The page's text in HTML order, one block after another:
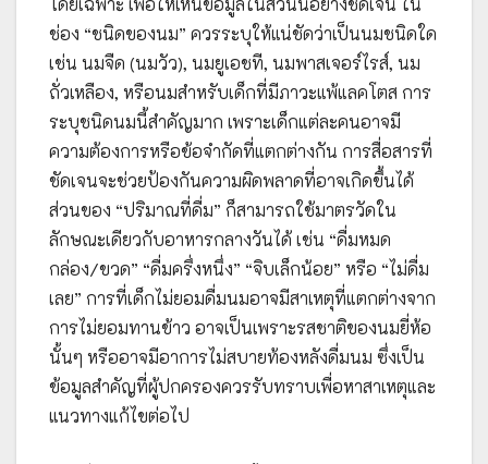
ช่อง “ชนิดของนม” ควรระบุให้แน่ชัดว่าเป็นนมชนิดใด
เช่น นมจืด (นมวัว), นมยูเอชที, นมพาสเจอร์ไรส์, นม
ถั่วเหลือง, หรือนมสำหรับเด็กที่มีภาวะแพ้แลคโตส การ
ระบุชนิดนมนี้สำคัญมาก เพราะเด็กแต่ละคนอาจมี
ความต้องการหรือข้อจำกัดที่แตกต่างกัน การสื่อสารที่
ชัดเจนจะช่วยป้องกันความผิดพลาดที่อาจเกิดขึ้นได้
ส่วนของ “ปริมาณที่ดื่ม” ก็สามารถใช้มาตรวัดใน
ลักษณะเดียวกับอาหารกลางวันได้ เช่น “ดื่มหมด
กล่อง/ขวด” “ดื่มครึ่งหนึ่ง” “จิบเล็กน้อย” หรือ “ไม่ดื่ม
เลย” การที่เด็กไม่ยอมดื่มนมอาจมีสาเหตุที่แตกต่างจาก
การไม่ยอมทานข้าว อาจเป็นเพราะรสชาติของนมยี่ห้อ
นั้นๆ หรืออาจมีอาการไม่สบายท้องหลังดื่มนม ซึ่งเป็น
ข้อมูลสำคัญที่ผู้ปกครองควรรับทราบเพื่อหาสาเหตุและ
แนวทางแก้ไขต่อไป